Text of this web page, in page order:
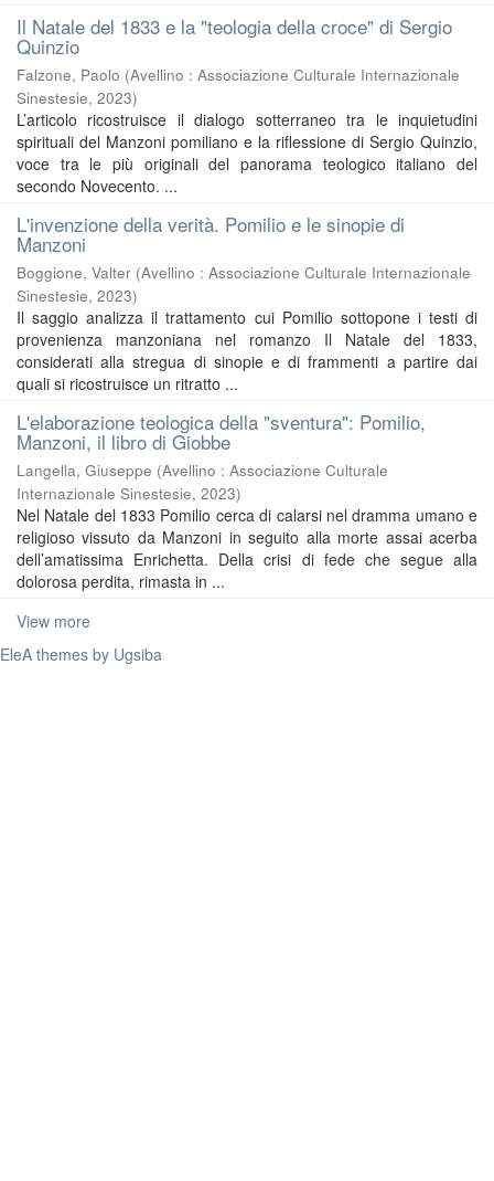
Il Natale del 1833 e la "teologia della croce" di Sergio
Quinzio
Falzone, Paolo (Avellino : Associazione Culturale Internazionale
Sinestesie, 2023)
L’articolo ricostruisce il dialogo sotterraneo tra le inquietudini
spirituali del Manzoni pomiliano e la riflessione di Sergio Quinzio,
voce tra le più originali del panorama teologico italiano del
secondo Novecento. ...
L'invenzione della verità. Pomilio e le sinopie di
Manzoni
Boggione, Valter (Avellino : Associazione Culturale Internazionale
Sinestesie, 2023)
Il saggio analizza il trattamento cui Pomilio sottopone i testi di
provenienza manzoniana nel romanzo Il Natale del 1833,
considerati alla stregua di sinopie e di frammenti a partire dai
quali si ricostruisce un ritratto ...
L'elaborazione teologica della "sventura": Pomilio,
Manzoni, il libro di Giobbe
Langella, Giuseppe (Avellino : Associazione Culturale
Internazionale Sinestesie, 2023)
Nel Natale del 1833 Pomilio cerca di calarsi nel dramma umano e
religioso vissuto da Manzoni in seguito alla morte assai acerba
dell’amatissima Enrichetta. Della crisi di fede che segue alla
dolorosa perdita, rimasta in ...
View more
EleA themes by Ugsiba